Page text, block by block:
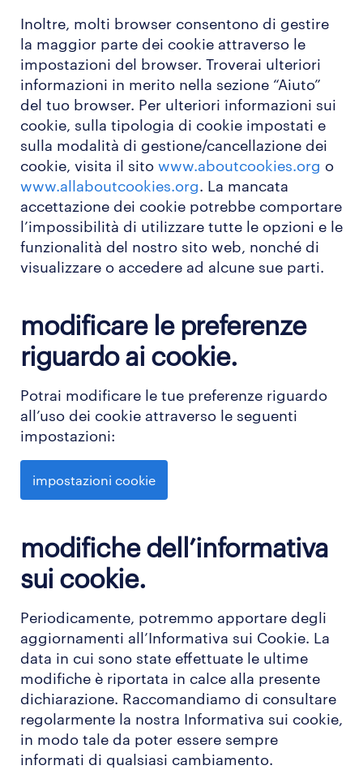
Inoltre, molti browser consentono di gestire
la maggior parte dei cookie attraverso le
impostazioni del browser. Troverai ulteriori
informazioni in merito nella sezione “Aiuto”
del tuo browser. Per ulteriori informazioni sui
cookie, sulla tipologia di cookie impostati e
sulla modalità di gestione/cancellazione dei
cookie, visita il sito www.aboutcookies.org o
www.allaboutcookies.org. La mancata
accettazione dei cookie potrebbe comportare
l’impossibilità di utilizzare tutte le opzioni e le
funzionalità del nostro sito web, nonché di
visualizzare o accedere ad alcune sue parti.
modificare le preferenze
riguardo ai cookie.
Potrai modificare le tue preferenze riguardo
all’uso dei cookie attraverso le seguenti
impostazioni:
impostazioni cookie
modifiche dell’informativa
sui cookie.
Periodicamente, potremmo apportare degli
aggiornamenti all’Informativa sui Cookie. La
data in cui sono state effettuate le ultime
modifiche è riportata in calce alla presente
dichiarazione. Raccomandiamo di consultare
regolarmente la nostra Informativa sui cookie,
in modo tale da poter essere sempre
informati di qualsiasi cambiamento.